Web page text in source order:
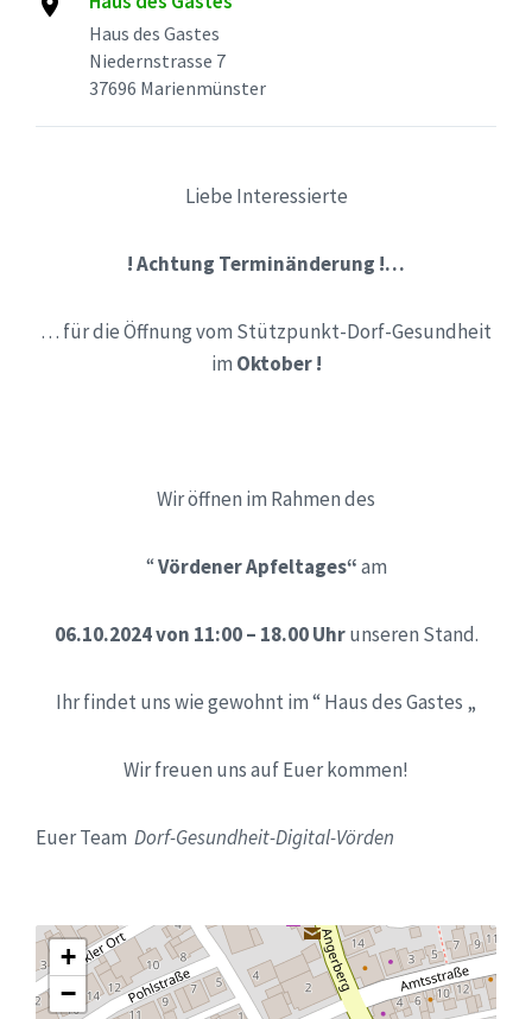
Haus des Gastes
Niedernstrasse 7
37696 Marienmünster
Liebe Interessierte
! Achtung Terminänderung !…
… für die Öffnung vom Stützpunkt-Dorf-Gesundheit
im Oktober !
Wir öffnen im Rahmen des
“Vördener Apfeltages“am
06.10.2024 von 11:00 – 18.00 Uhrunseren Stand.
Ihr findet uns wie gewohnt im “ Haus des Gastes „
Wir freuen uns auf Euer kommen!
Euer Team Dorf-Gesundheit-Digital-Vörden
+
−